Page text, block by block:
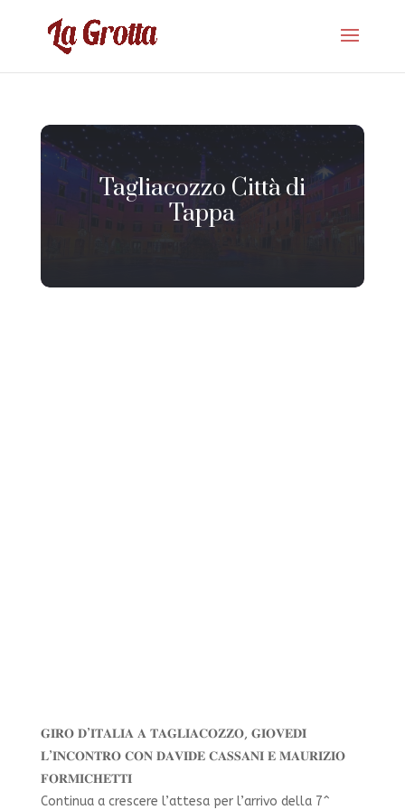
Tagliacozzo Città di
Tappa
𝐆𝐈𝐑𝐎 𝐃’𝐈𝐓𝐀𝐋𝐈𝐀 𝐀 𝐓𝐀𝐆𝐋𝐈𝐀𝐂𝐎𝐙𝐙𝐎, 𝐆𝐈𝐎𝐕𝐄𝐃𝐈̀
𝐋’𝐈𝐍𝐂𝐎𝐍𝐓𝐑𝐎 𝐂𝐎𝐍 𝐃𝐀𝐕𝐈𝐃𝐄 𝐂𝐀𝐒𝐒𝐀𝐍𝐈 𝐄 𝐌𝐀𝐔𝐑𝐈𝐙𝐈𝐎
𝐅𝐎𝐑𝐌𝐈𝐂𝐇𝐄𝐓𝐓𝐈
Continua a crescere l’attesa per l’arrivo della 7^